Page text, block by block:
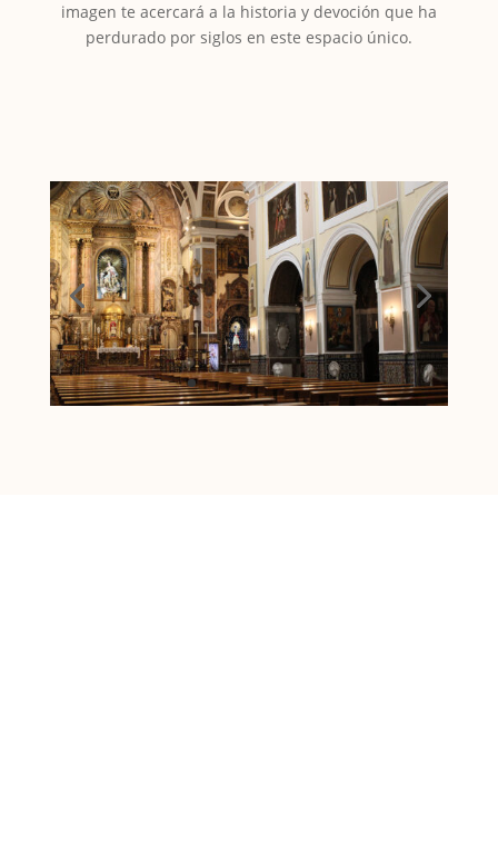
imagen te acercará a la historia y devoción que ha
perdurado por siglos en este espacio único.